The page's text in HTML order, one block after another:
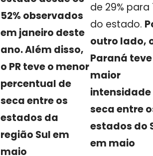
52% observados
em janeiro deste
ano. Além disso,
o PR teve o menor
percentual de
seca entre os
estados da
região Sul em
maio
de 29% para
do estado.
outro lado,
Paraná
maior
seca entre
estados do
em maio